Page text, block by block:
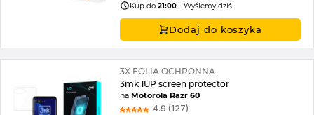
Kup do21:00 - Wyślemy dziś
Dodaj do koszyka
3X FOLIA OCHRONNA
3mk 1UP screen protector
naMotorola Razr 60
4.9 (127)